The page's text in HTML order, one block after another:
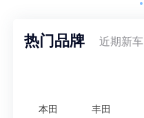
热门品牌 近期新车
本田 丰田